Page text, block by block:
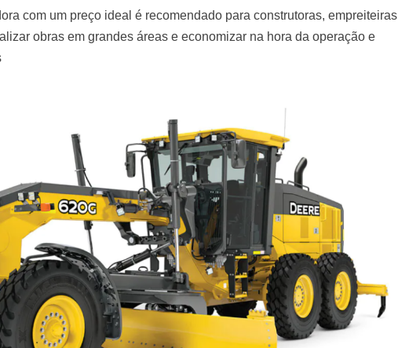
com um preço ideal é recomendado para construtoras, empreiteiras
obras em grandes áreas e economizar na hora da operação e